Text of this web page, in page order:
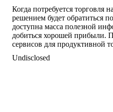
Когда потребуется торговля
решением будет обратиться
доступна масса полезной
добиться хорошей прибыли.
сервисов для продуктивной
Undisclosed